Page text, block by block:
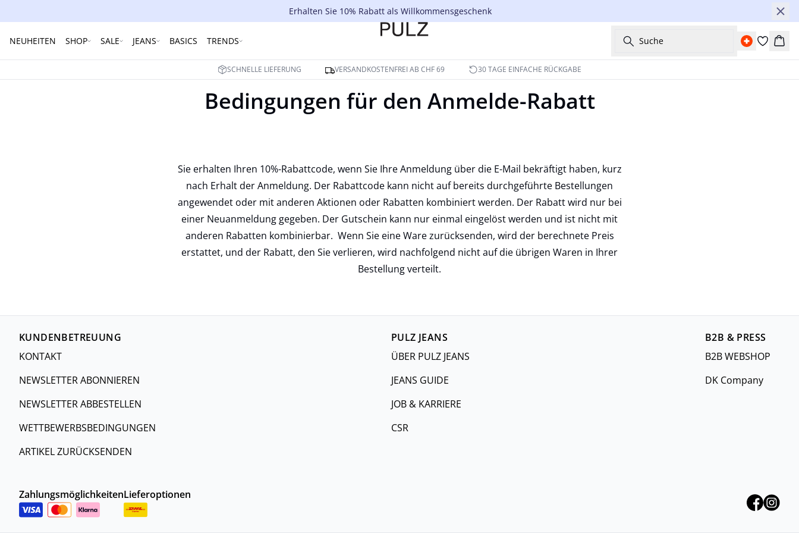
Erhalten Sie 10% Rabatt als Willkommensgeschenk
NEUHEITEN SHOP SALE JEANS BASICS TRENDS Suche
SCHNELLE LIEFERUNG VERSANDKOSTENFREI AB CHF 69 30 TAGE EINFACHE RÜCKGABE
Bedingungen für den Anmelde-Rabatt
Sie erhalten Ihren 10%-Rabattcode, wenn Sie Ihre Anmeldung über die E-Mail bekräftigt haben, kurz
nach Erhalt der Anmeldung. Der Rabattcode kann nicht auf bereits durchgeführte Bestellungen
angewendet oder mit anderen Aktionen oder Rabatten kombiniert werden. Der Rabatt wird nur bei
einer Neuanmeldung gegeben. Der Gutschein kann nur einmal eingelöst werden und ist nicht mit
anderen Rabatten kombinierbar. Wenn Sie eine Ware zurücksenden, wird der berechnete Preis
erstattet, und der Rabatt, den Sie verlieren, wird nachfolgend nicht auf die übrigen Waren in Ihrer
Bestellung verteilt.
KUNDENBETREUUNG
KONTAKT
NEWSLETTER ABONNIEREN
NEWSLETTER ABBESTELLEN
WETTBEWERBSBEDINGUNGEN
ARTIKEL ZURÜCKSENDEN
PULZ JEANS
ÜBER PULZ JEANS
JEANS GUIDE
JOB & KARRIERE
CSR
B2B & PRESS
B2B WEBSHOP
DK Company
ZahlungsmöglichkeitenLieferoptionen